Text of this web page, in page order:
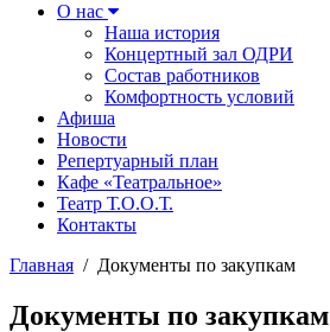
О нас
Наша история
Концертный зал ОДРИ
Состав работников
Комфортность условий
Афиша
Новости
Репертуарный план
Кафе «Театральное»
Театр Т.О.О.Т.
Контакты
Главная / Документы по закупкам
Документы по закупкам